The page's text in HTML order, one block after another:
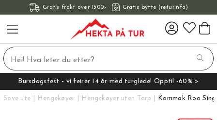
Gratis frakt over 1500,- Gratis bytte (returinfo)
Bursdagsfest - vi feirer 14 år med turglede! Opptil -60% >
Sove ute Hengekøyer Hengekøyer uten Tarp Kammok Roo